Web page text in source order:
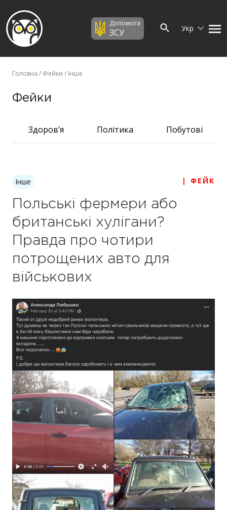
Допомога
ЗСУ Укр
Головна / Фейки / Інше
Фейки
Здоров’я Політика Побутові
Інше | ФЕЙК
Польські фермери або
британські хулігани?
Правда про чотири
потрощених авто для
військових